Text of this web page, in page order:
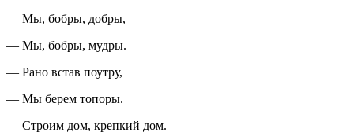
— Мы, бобры, добры,
— Мы, бобры, мудры.
— Рано встав поутру,
— Мы берем топоры.
— Строим дом, крепкий дом.